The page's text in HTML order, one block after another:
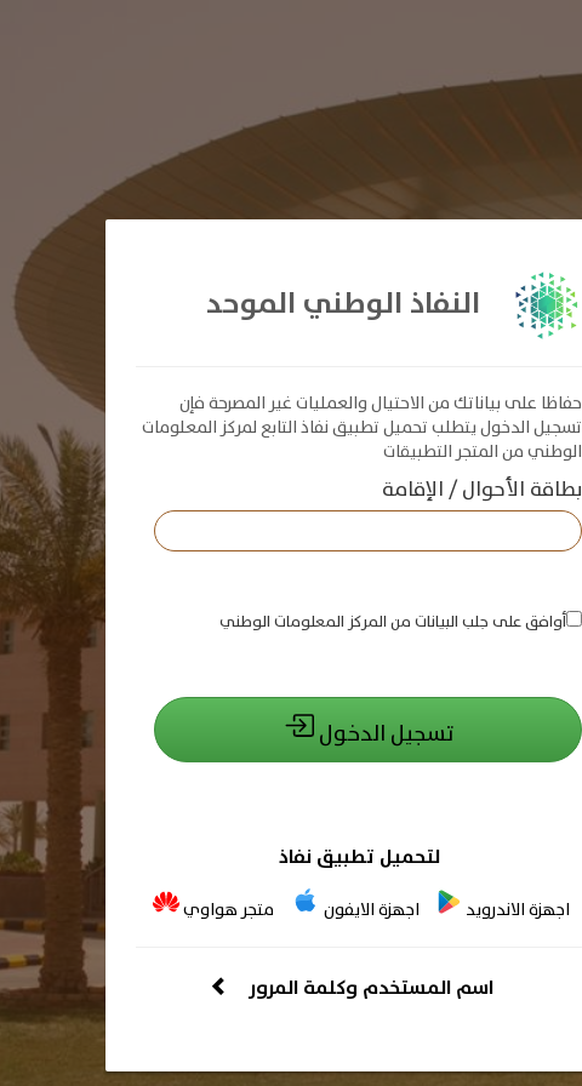
النفاذ الوطني الموحد
حفاظا على بياناتك من الاحتيال والعمليات غير المصرحة فإن
تسجيل الدخول يتطلب تحميل تطبيق نفاذ التابع لمركز المعلومات
الوطني من المتجر التطبيقات
بطاقة الأحوال / الإقامة
أوافق على جلب البيانات من المركز المعلومات الوطني
تسجيل الدخول
لتحميل تطبيق نفاذ
اجهزة الاندرويد اجهزة الايفون متجر هواوي
اسم المستخدم وكلمة المرور